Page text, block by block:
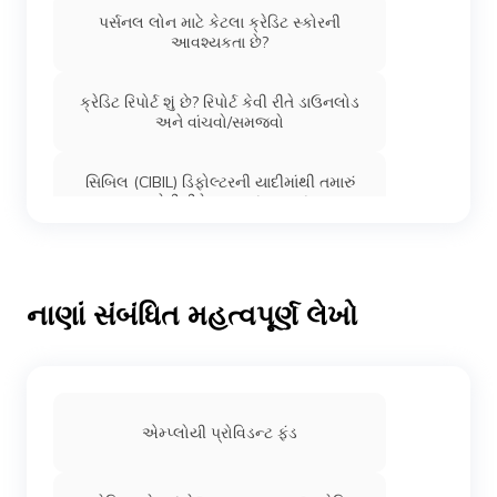
પર્સનલ લોન માટે કેટલા ક્રેડિટ સ્કોરની
આવશ્યકતા છે?
ક્રેડિટ રિપોર્ટ શું છે? રિપોર્ટ કેવી રીતે ડાઉનલોડ
અને વાંચવો/સમજવો
સિબિલ (CIBIL) ડિફોલ્ટરની યાદીમાંથી તમારું
નામ કેવી રીતે દૂર કરવું/હટાવવું?
ક્રેડિટ સ્કોર કેવી રીતે ગણવામાં આવે છે?
ફોર્મ્યુલા શું છે?
નાણાં સંબંધિત મહત્વપૂર્ણ લેખો
એમ્પ્લોયી પ્રોવિડન્ટ ફંડ